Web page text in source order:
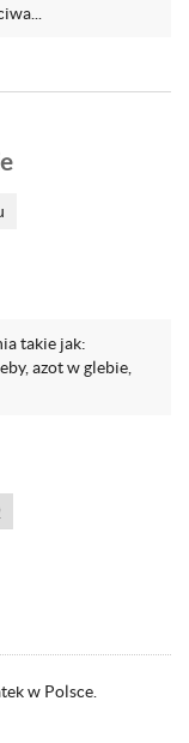
takie jak:
azot w glebie,
w Polsce.